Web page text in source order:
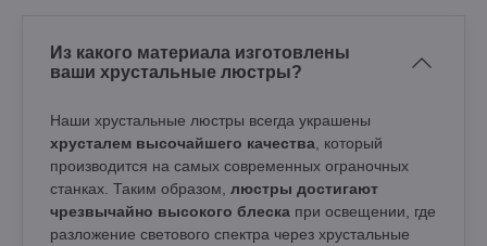
Из какого материала изготовлены
ваши хрустальные люстры?
Наши хрустальные люстры всегда украшены
хрусталем высочайшего качества , который
производится на самых современных ограночных
станках. Таким образом, люстры достигают
чрезвычайно высокого блеска при освещении, где
разложение светового спектра через хрустальные